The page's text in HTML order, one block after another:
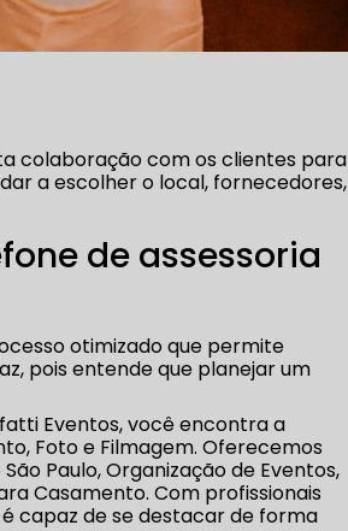
colaboração com os clientes para
a escolher o local, fornecedores,
de assessoria
otimizado que permite
pois entende que planejar um
Eventos, você encontra a
Foto e Filmagem. Oferecemos
Paulo, Organização de Eventos,
Casamento. Com profissionais
capaz de se destacar de forma